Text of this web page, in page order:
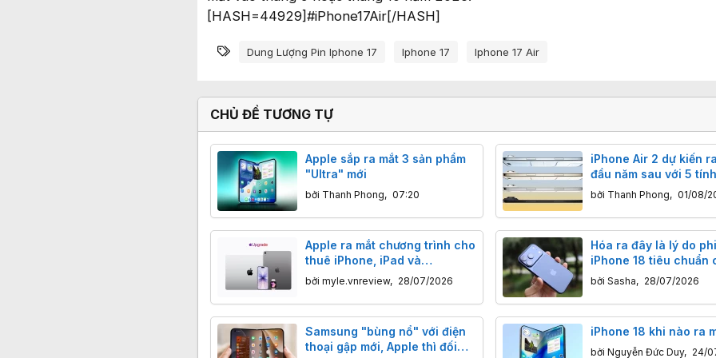
[HASH=44929]#iPhone17Air[/HASH]
Từ khóa
Dung Lượng Pin Iphone 17 Iphone 17 Iphone 17 Air
CHỦ ĐỀ TƯƠNG TỰ
Apple sắp ra mắt 3 sản phẩm
"Ultra" mới
bởi Thanh Phong, 07:20
iPhone Air 2 dự kiến
đầu năm sau với 5
mới
bởi Thanh Phong, 01/08/
Apple ra mắt chương trình cho
thuê iPhone, iPad và
Macbook mới
bởi myle.vnreview, 28/07/2026
Hóa ra đây là lý do
iPhone 18 tiêu chuẩn
vắng mặt tại sự kiện ra
bởi Sasha, 28/07/2026
Samsung "bùng nổ" với điện
thoại gập mới, Apple thì đối
iPhone 18 khi nào ra
bởi Nguyễn Đức Duy, 24/